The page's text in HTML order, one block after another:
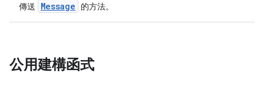
傳送 Message 的方法。
公用建構函式